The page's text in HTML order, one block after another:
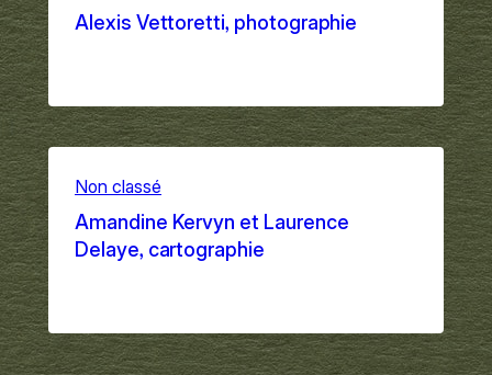
Alexis Vettoretti, photographie
Non classé
Amandine Kervyn et Laurence
Delaye, cartographie